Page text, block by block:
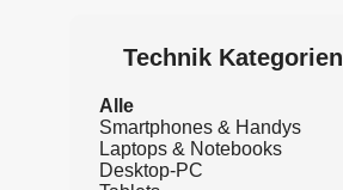
Technik Kategorien
Alle
Smartphones & Handys
Laptops & Notebooks
Desktop-PC